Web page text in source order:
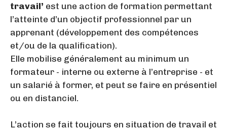
travail’ est une action de formation permettant
l’atteinte d’un objectif professionnel par un
apprenant (développement des compétences
et/ou de la qualification).
Elle mobilise généralement au minimum un
formateur - interne ou externe à l’entreprise - et
un salarié à former, et peut se faire en présentiel
ou en distanciel.
L’action se fait toujours en situation de travail et